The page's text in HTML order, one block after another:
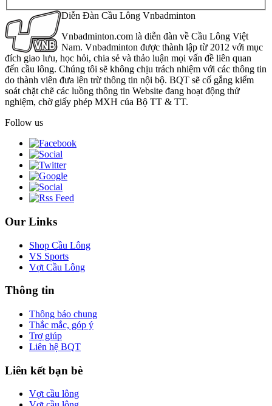
Diễn Đàn Cầu Lông Vnbadminton
Vnbadminton.com là diễn đàn về Cầu Lông Việt
Nam. Vnbadminton được thành lập từ 2012 với mục
đích giao lưu, học hỏi, chia sẻ và thảo luận mọi vấn đề liên quan
đến cầu lông. Chúng tôi sẽ không chịu trách nhiệm với các thông tin
do thành viên đưa lên trừ thông tin nội bộ. BQT sẽ cố gắng kiểm
soát chặt chẽ các luồng thông tin Website đang hoạt động thử
nghiệm, chờ giấy phép MXH của Bộ TT & TT.
Follow us
Our Links
Shop Cầu Lông
VS Sports
Vợt Cầu Lông
Thông tin
Thông báo chung
Thắc mắc, góp ý
Trợ giúp
Liên hệ BQT
Liên kết bạn bè
Vợt cầu lông